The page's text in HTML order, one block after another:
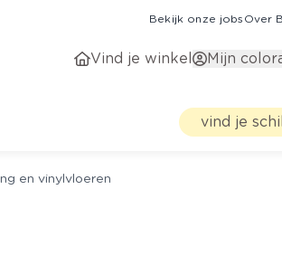
Bekijk onze jobs Over
Vind je winkel Mijn
vind je
en vinylvloeren